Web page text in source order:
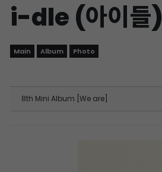
i-dle (아이들)
Main Album Photo
8th Mini Album [We are]